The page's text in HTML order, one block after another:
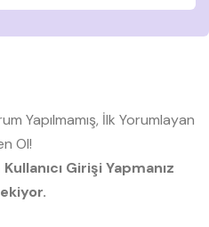
Yapılmamış, İlk Yorumlayan
Ol!
Girişi Yapmanız